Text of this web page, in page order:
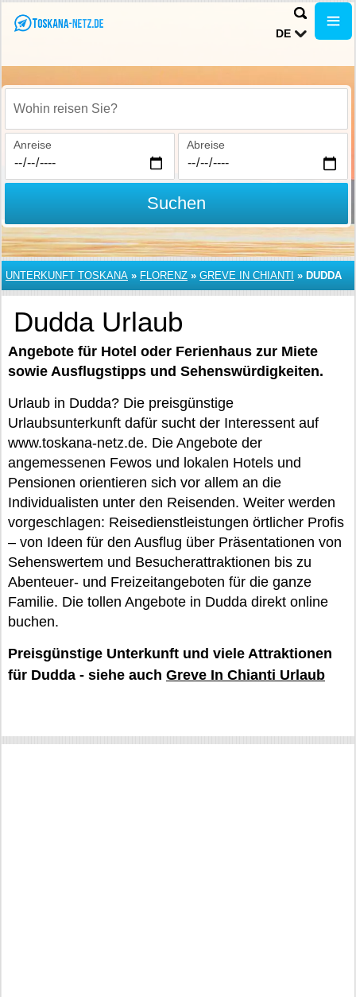
DE
Wohin reisen Sie?
Anreise Abreise
Suchen
UNTERKUNFT TOSKANA » FLORENZ » GREVE IN CHIANTI » DUDDA
Dudda Urlaub
Angebote für Hotel oder Ferienhaus zur Miete
sowie Ausflugstipps und Sehenswürdigkeiten.
Urlaub in Dudda? Die preisgünstige
Urlaubsunterkunft dafür sucht der Interessent auf
www.toskana-netz.de. Die Angebote der
angemessenen Fewos und lokalen Hotels und
Pensionen orientieren sich vor allem an die
Individualisten unter den Reisenden. Weiter werden
vorgeschlagen: Reisedienstleistungen örtlicher Profis
– von Ideen für den Ausflug über Präsentationen von
Sehenswertem und Besucherattraktionen bis zu
Abenteuer- und Freizeitangeboten für die ganze
Familie. Die tollen Angebote in Dudda direkt online
buchen.
Preisgünstige Unterkunft und viele Attraktionen
für Dudda - siehe auch Greve In Chianti Urlaub